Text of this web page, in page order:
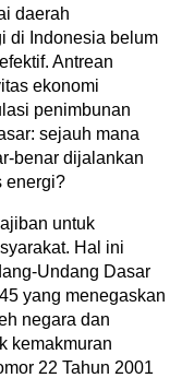
daerah
di Indonesia belum
Antrean
ekonomi
penimbunan
sejauh mana
benar dijalankan
energi?
untuk
Hal ini
Undang Dasar
yang menegaskan
negara dan
kemakmuran
22 Tahun 2001